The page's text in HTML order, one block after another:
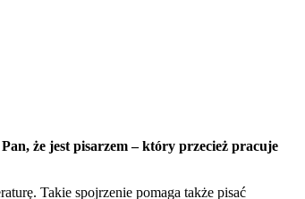
że jest pisarzem – który przecież pracuje
Takie spojrzenie pomaga także pisać